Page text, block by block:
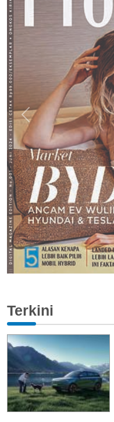
Previous
Terkini